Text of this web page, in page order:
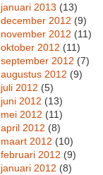
januari 2013 (13)
december 2012 (9)
november 2012 (11)
oktober 2012 (11)
september 2012 (7)
augustus 2012 (9)
juli 2012 (5)
juni 2012 (13)
mei 2012 (11)
april 2012 (8)
maart 2012 (10)
februari 2012 (9)
januari 2012 (8)